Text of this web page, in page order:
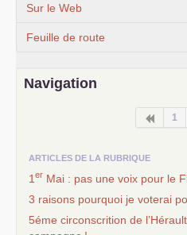
Sur le Web
Feuille de route
Navigation
1
ARTICLES DE LA RUBRIQUE
1 er Mai : pas une voix pour le
3 raisons pourquoi je voterai
5éme circonscrition de